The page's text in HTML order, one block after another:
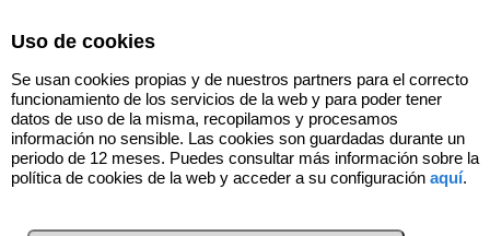
¿Cuáles son tus
necesidades?
Uso de cookies
Se usan cookies propias y de nuestros partners para el correcto
funcionamiento de los servicios de la web y para poder tener
datos de uso de la misma, recopilamos y procesamos
información no sensible. Las cookies son guardadas durante un
periodo de 12 meses. Puedes consultar más información sobre la
política de cookies de la web y acceder a su configuración aquí.